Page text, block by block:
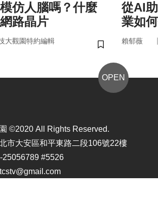
仿人腦嗎？什麼
路晶片
大觀園特約編輯
儲存書籤
從AI
業如
治理
賴郁薇 ｜
OPEN
©2020 All Rights Reserved.
市大安區和平東路二段106號22樓
25056789 #5526